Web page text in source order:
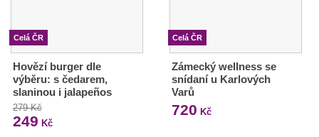
Celá ČR
Hovězí burger dle
výběru: s čedarem,
slaninou i jalapeños
279 Kč
249 Kč
Celá ČR
Zámecký wellness se
snídaní u Karlových
Varů
720 Kč